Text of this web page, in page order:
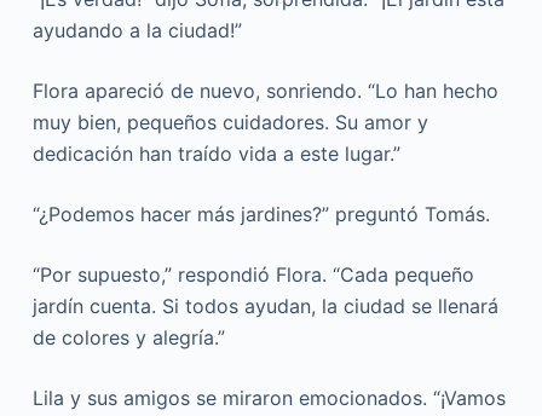
ayudando a la ciudad!”
Flora apareció de nuevo, sonriendo. “Lo han hecho
muy bien, pequeños cuidadores. Su amor y
dedicación han traído vida a este lugar.”
“¿Podemos hacer más jardines?” preguntó Tomás.
“Por supuesto,” respondió Flora. “Cada pequeño
jardín cuenta. Si todos ayudan, la ciudad se llenará
de colores y alegría.”
Lila y sus amigos se miraron emocionados. “¡Vamos